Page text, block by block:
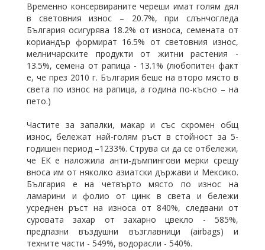
Временно консервираните череши имат голям дял
в световния износ – 20.7%, при слънчогледа
България осигурява 18.2% от износа, семената от
кориандър формират 16.5% от световния износ,
мелничарските продукти от житни растения -
13.5%, семена от рапица - 13.1% (любопитен факт
е, че през 2010 г. България беше на второ място в
света по износ на рапица, а година по-късно – на
пето.)
Частите за запалки, макар и със скромен общ
износ, бележат най-голям ръст в стойност за 5-
годишен период –1233%. Струва си да се отбележи,
че ЕК е наложила анти-дъмпингови мерки срещу
вноса им от няколко азиатски държави и Мексико.
България е на четвърто място по износ на
ламарини и фолио от цинк в света и бележи
усреднен ръст на износа от 840%, следвани от
суровата захар от захарно цвекло - 585%,
предпазни въздушни възглавници (airbags) и
техните части - 549%, водорасли - 540%.